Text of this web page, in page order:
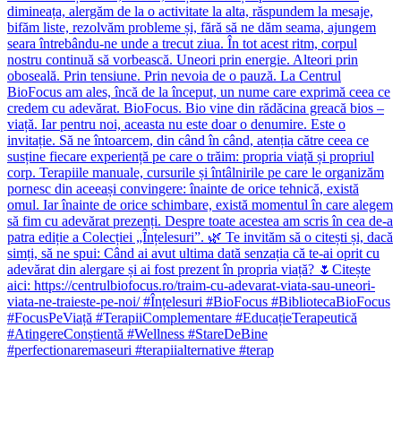
#perfectionaremaseuri #terapiialternative #terap